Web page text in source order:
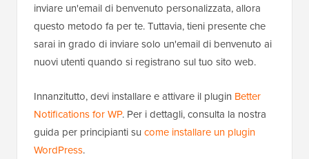
inviare un'email di benvenuto personalizzata, allora
questo metodo fa per te. Tuttavia, tieni presente che
sarai in grado di inviare solo un'email di benvenuto ai
nuovi utenti quando si registrano sul tuo sito web.
Innanzitutto, devi installare e attivare il plugin Better
Notifications for WP. Per i dettagli, consulta la nostra
guida per principianti su come installare un plugin
WordPress.